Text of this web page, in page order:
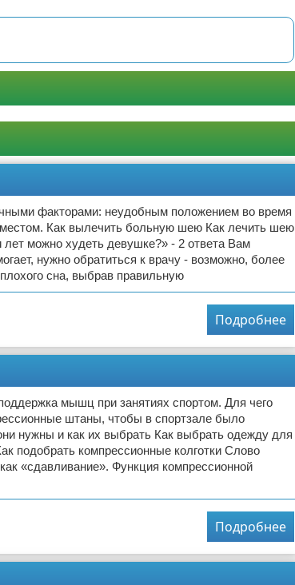
факторами: неудобным положением во время
Как вылечить больную шею Как лечить шею
можно худеть девушке?» - 2 ответа Вам
нужно обратиться к врачу - возможно, более
сна, выбрав правильную
Подробнее
мышц при занятиях спортом. Для чего
штаны, чтобы в спортзале было
нужны и как их выбрать Как выбрать одежду для
подобрать компрессионные колготки Слово
«сдавливание». Функция компрессионной
Подробнее